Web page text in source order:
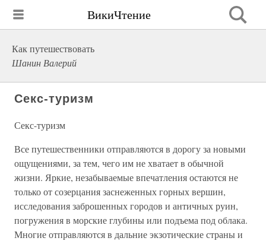
ВикиЧтение
Как путешествовать
Шанин Валерий
Секс-туризм
Секс-туризм
Все путешественники отправляются в дорогу за новыми
ощущениями, за тем, чего им не хватает в обычной
жизни. Яркие, незабываемые впечатления остаются не
только от созерцания заснеженных горных вершин,
исследования заброшенных городов и античных руин,
погружения в морские глубины или подъема под облака.
Многие отправляются в дальние экзотические страны и